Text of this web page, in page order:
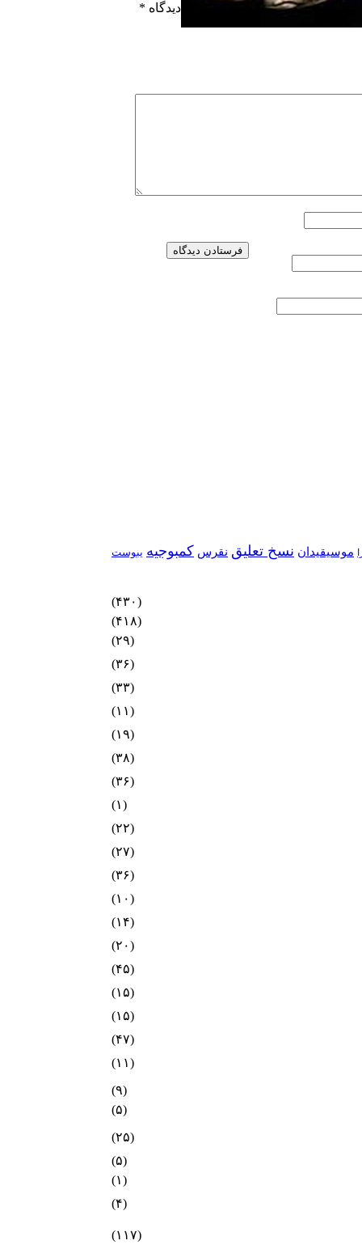
دیدگاه *
موسیقیدان نسخ تعلیق نقرس کمبوجیه یبوست
(۴۳۰)
(۴۱۸)
(۲۹)
(۳۶)
(۳۳)
(۱۱)
(۱۹)
(۳۸)
(۳۶)
(۱)
(۲۲)
(۲۷)
(۳۶)
(۱۰)
(۱۴)
(۲۰)
(۴۵)
(۱۵)
(۱۵)
(۴۷)
(۱۱)
(۹)
(۵)
(۲۵)
(۵)
(۱)
(۴)
(۱۱۷)